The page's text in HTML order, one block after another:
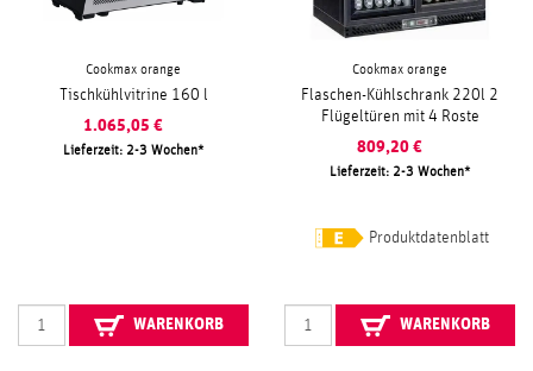
Cookmax orange
Tischkühlvitrine 160 l
1.065,05 €
Lieferzeit: 2-3 Wochen
WARENKORB
Cookmax orange
Flaschen-Kühlschrank 220l 2
Flügeltüren mit 4 Roste
809,20 €
Lieferzeit: 2-3 Wochen
Produktdatenblatt
WARENKORB